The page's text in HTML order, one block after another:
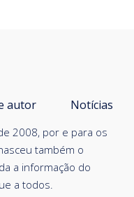
2008, por e para os
também o
a informação do
a todos.
autor Notícias